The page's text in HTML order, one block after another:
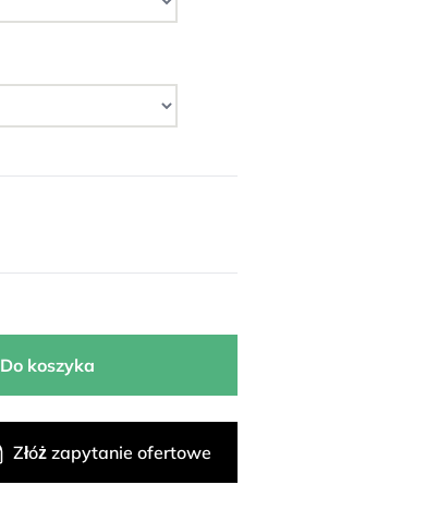
Do koszyka
Złóż zapytanie ofertowe